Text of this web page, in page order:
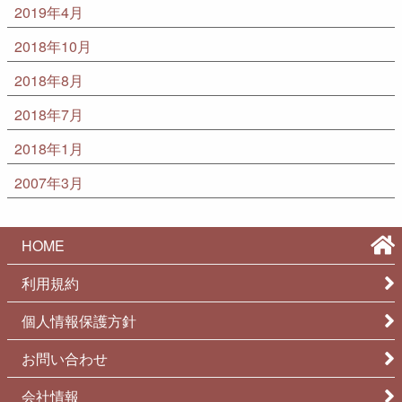
2019年4月
2018年10月
2018年8月
2018年7月
2018年1月
2007年3月
HOME
利用規約
個人情報保護方針
お問い合わせ
会社情報